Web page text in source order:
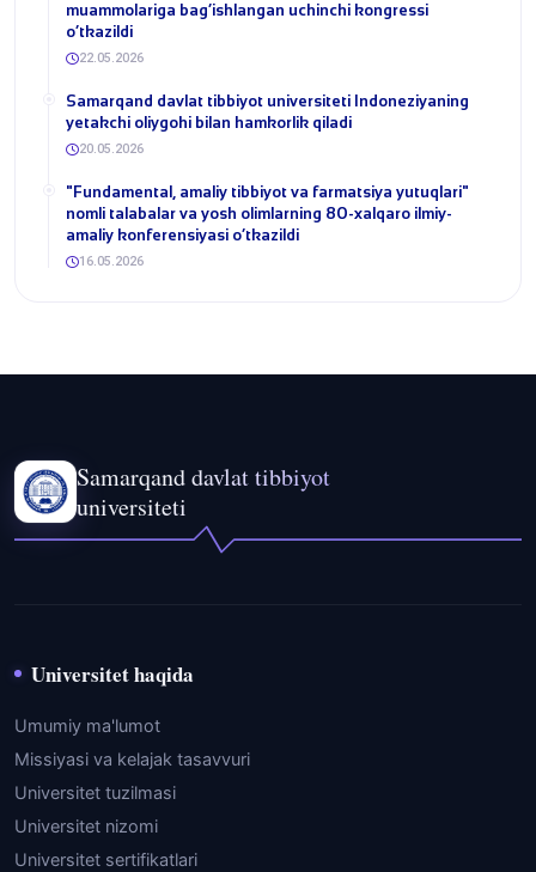
muammolariga bag‘ishlangan uchinchi kongressi
o‘tkazildi
22.05.2026
Samarqand davlat tibbiyot universiteti Indoneziyaning
yetakchi oliygohi bilan hamkorlik qiladi
20.05.2026
​"Fundamental, amaliy tibbiyot va farmatsiya yutuqlari"
nomli talabalar va yosh olimlarning 80-xalqaro ilmiy-
amaliy konferensiyasi o‘tkazildi
16.05.2026
Samarqand davlat tibbiyot
universiteti
Universitet haqida
Umumiy ma'lumot
Missiyasi va kelajak tasavvuri
Universitet tuzilmasi
Universitet nizomi
Universitet sertifikatlari